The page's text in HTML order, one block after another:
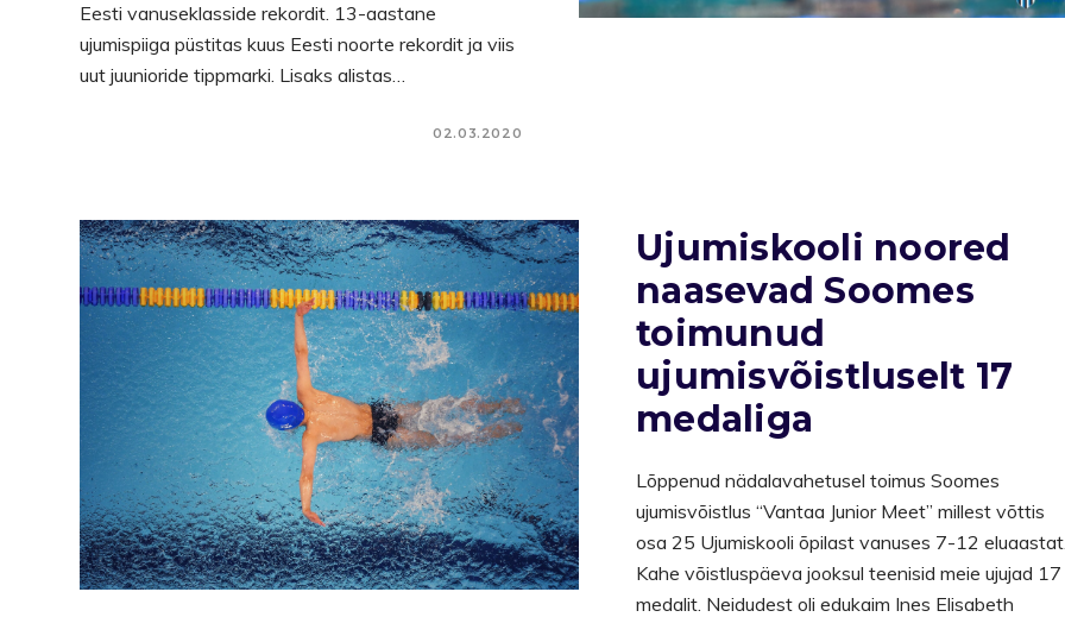
Eesti vanuseklasside rekordit. 13-aastane
ujumispiiga püstitas kuus Eesti noorte rekordit ja viis
uut juunioride tippmarki. Lisaks alistas…
02.03.2020
Ujumiskooli noored
naasevad Soomes
toimunud
ujumisvõistluselt 17
medaliga
Lõppenud nädalavahetusel toimus Soomes
ujumisvõistlus “Vantaa Junior Meet” millest võttis
osa 25 Ujumiskooli õpilast vanuses 7-12
Kahe võistluspäeva jooksul teenisid meie ujujad 17
medalit. Neidudest oli edukaim Ines Elisabeth